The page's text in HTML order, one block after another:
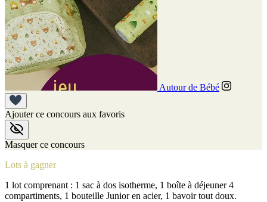
Autour de Bébé
Ajouter ce concours aux favoris
Masquer ce concours
Lots à gagner
1 lot comprenant : 1 sac à dos isotherme, 1 boîte à déjeuner 4
compartiments, 1 bouteille Junior en acier, 1 bavoir tout doux.